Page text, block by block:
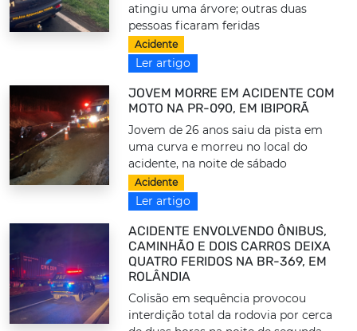
atingiu uma árvore; outras duas
pessoas ficaram feridas
Acidente
Ler artigo
JOVEM MORRE EM ACIDENTE COM
MOTO NA PR-090, EM IBIPORÃ
Jovem de 26 anos saiu da pista em
uma curva e morreu no local do
acidente, na noite de sábado
Acidente
Ler artigo
ACIDENTE ENVOLVENDO ÔNIBUS,
CAMINHÃO E DOIS CARROS DEIXA
QUATRO FERIDOS NA BR-369, EM
ROLÂNDIA
Colisão em sequência provocou
interdição total da rodovia por cerca